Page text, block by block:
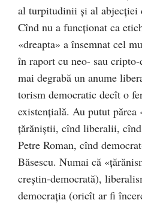
al turpitudinii şi al abjecţiei
Cînd nu a func­ţionat ca
«dreapta» a însemnat cel
în raport cu neo- sau
mai degrabă un anume
torism democratic decît o
existen­ţială. Au putut părea
ţărăniştii, cînd liberalii,
Petre Roman, cînd
Băsescu. Numai că
creștin-democrată),
democraţia (oricît ar fi